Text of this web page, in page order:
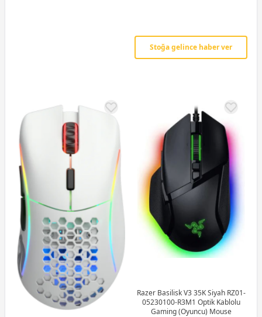
Stoğa gelince haber ver
Razer Basilisk V3 35K Siyah RZ01-
05230100-R3M1 Optik Kablolu
Gaming (Oyuncu) Mouse